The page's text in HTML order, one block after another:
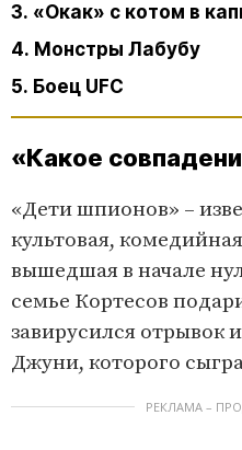
3. «Окак» с котом в
4. Монстры Лабубу
5. Боец UFC
«Какое
«Дети шпионов» –
культовая,
вышедшая в начале
семье Кортесов
завирусился отрывок
Джуни, которого
РЕКЛАМА –